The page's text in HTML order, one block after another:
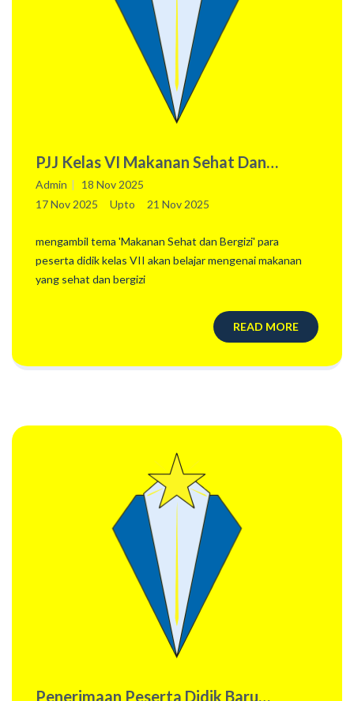
PJJ Kelas VI Makanan Sehat Dan
Bergizi
Admin
18 Nov 2025
17 Nov 2025
Upto 21 Nov 2025
mengambil tema 'Makanan Sehat dan Bergizi' para
peserta didik kelas VII akan belajar mengenai makanan
yang sehat dan bergizi
READ MORE
Penerimaan Peserta Didik Baru